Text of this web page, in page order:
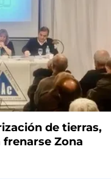
de tierras,
Zona